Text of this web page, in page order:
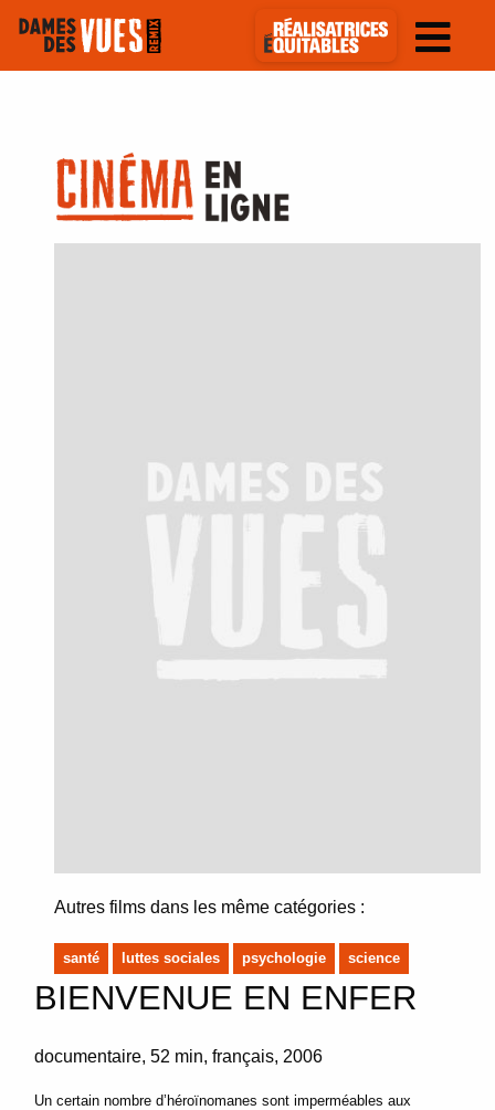
Autres films dans les même catégories :
santé luttes sociales psychologie science
BIENVENUE EN ENFER
documentaire 52 min français 2006
Un certain nombre d’héroïnomanes sont imperméables aux